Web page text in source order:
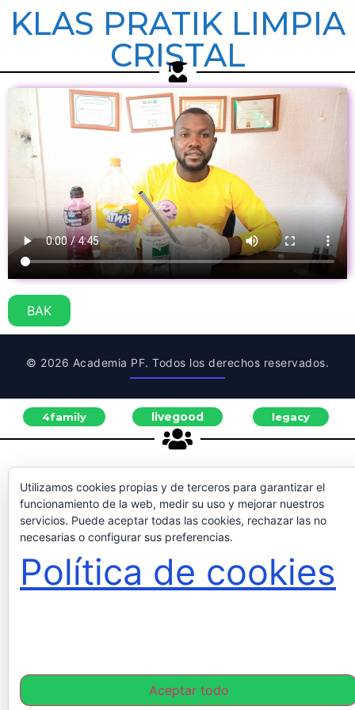
KLAS PRATIK LIMPIA
CRISTAL
BAK
© 2026 Academia PF. Todos los derechos reservados.
4family livegood legacy
Utilizamos cookies propias y de terceros para garantizar el
funcionamiento de la web, medir su uso y mejorar nuestros
servicios. Puede aceptar todas las cookies, rechazar las no
necesarias o configurar sus preferencias.
Política de cookies
Aceptar todo